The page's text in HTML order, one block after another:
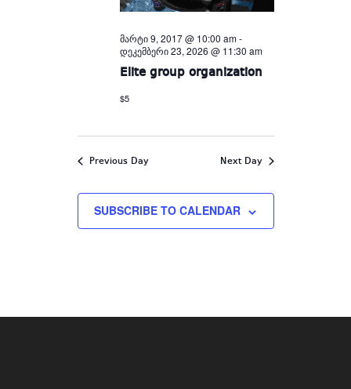
მარტი 9, 2017 @ 10:00 am-
დეკემბერი 23, 2026 @ 11:30 am
Elite group organization
$5
Previous Day Next Day
SUBSCRIBE TO CALENDAR